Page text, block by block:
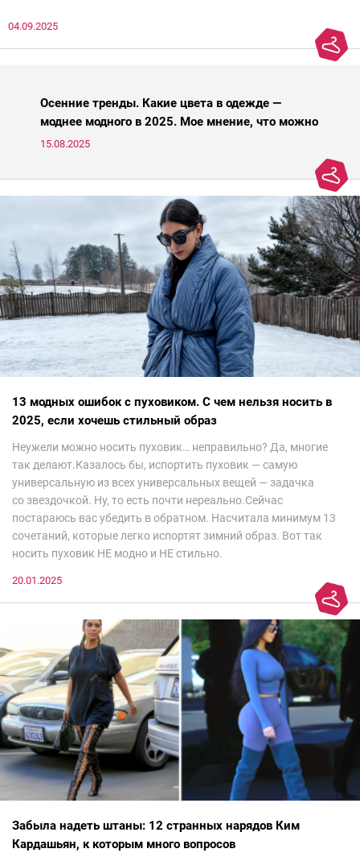
паники.
04.09.2025
Осенние тренды. Какие цвета в одежде —
моднее модного в 2025. Мое мнение, что можно
носить, а что нет
15.08.2025
13 модных ошибок с пуховиком. С чем нельзя носить в
2025, если хочешь стильный образ
Неужели можно носить пуховик… неправильно? Да, многие
так делают.Казалось бы, испортить пуховик — самую
универсальную из всех универсальных вещей — задачка
со звездочкой. Ну, то есть почти нереально.Сейчас
постараюсь вас убедить в обратном. Насчитала минимум 13
сочетаний, которые легко испортят зимний образ. Вот так
носить пуховик НЕ модно и НЕ стильно.
20.01.2025
Забыла надеть штаны: 12 странных нарядов Ким
Кардашьян, к которым много вопросов